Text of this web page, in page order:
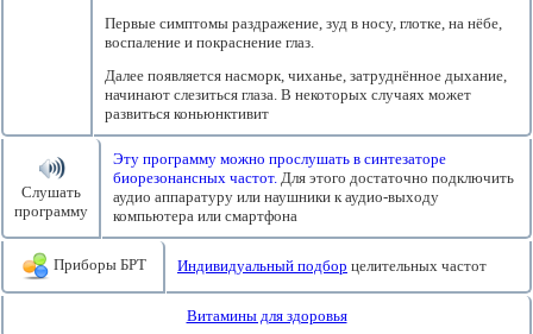
Первые симптомы раздражение, зуд в носу, глотке, на нёбе,
воспаление и покраснение глаз.
Далее появляется насморк, чиханье, затруднённое дыхание,
начинают слезиться глаза. В некоторых случаях может
развиться коньюнктивит
Слушать
программу
Эту программу можно прослушать в синтезаторе
биорезонансных частот. Для этого достаточно подключить
аудио аппаратуру или наушники к аудио-выходу
компьютера или смартфона
Приборы БРТ Индивидуальный подбор целительных частот
Витамины для здоровья